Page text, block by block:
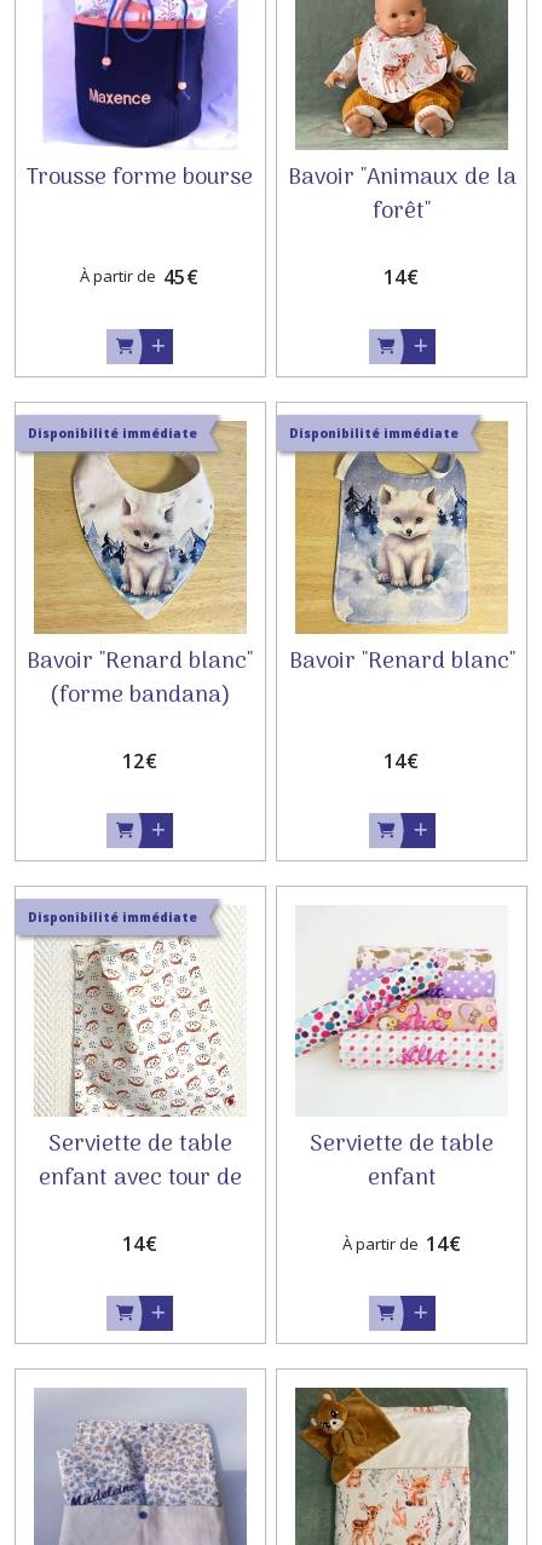
Trousse forme bourse
À partir de 45€
Bavoir "Animaux de la
forêt"
14€
Disponibilité immédiate
Bavoir "Renard blanc"
(forme bandana)
12€
Disponibilité immédiate
Bavoir "Renard blanc"
14€
Disponibilité immédiate
Serviette de table
enfant avec tour de
14€
Serviette de table
enfant
À partir de 14€